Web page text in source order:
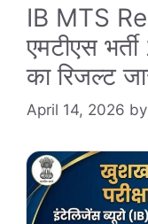
IB MTS
एमटीएस
का रिजल्ट
April 14, 2026 by